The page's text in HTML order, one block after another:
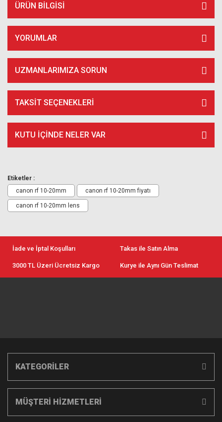
ÜRÜN BILGISI
YORUMLAR
UZMANLARIMIZA SORUN
TAKSIT SEÇENEKLERI
KUTU İÇİNDE NELER VAR
Etiketler :
canon rf 10-20mm
canon rf 10-20mm fiyatı
canon rf 10-20mm lens
İade ve İptal Koşulları Takas ile Satın Alma
3000 TL Üzeri Ücretsiz Kargo Kurye ile Aynı Gün Teslimat
KATEGORİLER
MÜŞTERİ HİZMETLERİ